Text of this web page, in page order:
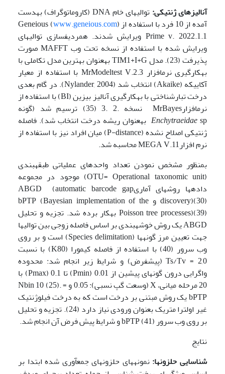
آنالیزهای ژنتیکی:
توالی­های خام DNA (کاروماتوگراف)‌ به­دست
آمده از 10 فرد با استفاده از (
www.geneious.com
) Geneious
Prime v. 2022.1.1 ویرایش شدند. هم­ردیف­سازی توالی­های
ویرایش شده با استفاده از نسخه تحت وب MAFFT صورت
پذیرفت (23). مدل TIM1+I+G به­عنوان بهترین مدل تکاملی با
به­کارگیری نرم­افزار MrModeltest V.2.3 با استفاده از معیار
آکاییکه (Akaike) انتخاب شد (Nylander, 2004). در گام بعدی
درخت تبار­شناختی با به­کارگیری آنالیز بیزین (BI) با استفاده از
نرم­افزارMrBayes نسخه .2 .3 (35) ترسیم شد (گونه
Enchytraeidae sp به­عنوان ریشه درخت انتخاب شد). فاصله
ژنتیکی اصلاح نشده (P-distance) میان افراد نیز با استفاده از
نرم افزارMEGA V.11 محاسبه شد.
بمنظور مشخص نمودن تعداد واحدهای عملیاتی طبقه­بندی
(OTU= Operational taxonomic unit) موجود در مجموعه
داده­ها روش­های آماریABGD (automatic barcode gap
discovery)(30) و bPTP (Bayesian implementation of the
Poisson tree processes)(39) به­کار برده شد. تجزیه و تحلیل
ABGD یک روش خوشه­بندی بر اساس فاصله زوجی بین توالی­ها
جهت تعیین مرز گونه­ها (Species delimitation) است و بر روی
وب سرور (40) با استفاده از فاصله کیمورا (K80) با نسبت
Ts/Tv = 2,0 (پیش­فرض) و شرایط زیر انجام شد: محدوده
واگرایی درون گونه­ای پیشین از 0.01 (Pmin) تا 0.1 (Pmax) با
20 مرحله میانی، X (وسعت گپ نسبی): 0.05 و = Nbin 10 (25).
bPTP یک روش مبتنی بر درخت است که به درخت فیلوژنتیک
غیر اولترا متریک بعنوان ورودی نیاز دارد (24). تجزیه و تحلیل
بر روی وب سرور bPTP (41) و شرایط پیش فرض آن انجام شد.
نتایج
شناسایی حلزون­ها:نمونه­های حلزون­های جمع­آوری شده ابتدا بر